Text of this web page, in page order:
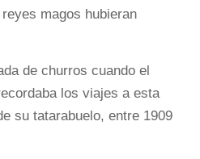
magos hubieran
de churros cuando el
los viajes a esta
su tatarabuelo, entre 1909